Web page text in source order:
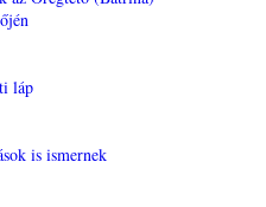
láp
is ismernek